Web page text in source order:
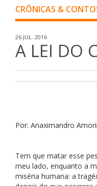
CRÔNICAS &
26 JUL. 2016
A LEI DO
Por: Anaximandro
Tem que matar esse
meu lado, enquanto a
miséria humana: a